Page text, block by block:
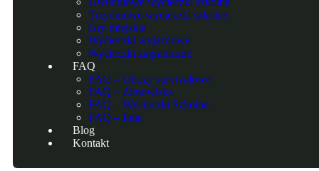
Trzydniowe wycieczki szkolne
Gry miejskie
Wycieczki wyjazdowe
Wycieczki zagraniczne
FAQ
FAQ – Obozy survivalowe
FAQ – Zimowiska
FAQ – Wycieczki Szkolne
FAQ – Inne
Blog
Kontakt